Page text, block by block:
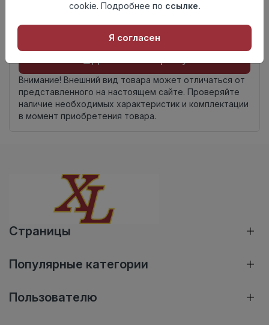
Россия
Внимание! Внешний вид товара может отличаться от
представленного на настоящем сайте. Проверяйте
наличие необходимых характеристик и комплектации
в момент приобретения товара.
Страницы
Популярные категории
Пользователю
cookie. Подробнее по ссылке.
Я согласен